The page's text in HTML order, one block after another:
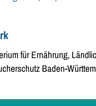
für Ernährung,
Baden-